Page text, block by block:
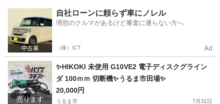
その他 異音
自社ローンに頼らず車にノレル
理想のクルマがあるけど審査に通らない方へ
（株）ICT Ad
売ります
✨HIKOKI 未使用 G10VE2 電子ディスクグライン
ダ 100ｍｍ 切断機✨うるま市田場✨
20,000円
うるま市 7月31日